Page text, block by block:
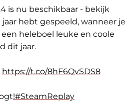
is nu beschikbaar - bekijk
hebt gespeeld, wanneer je
heleboel leuke en coole
dit jaar.
https://t.co/8hF6QvSDS8
!#SteamReplay